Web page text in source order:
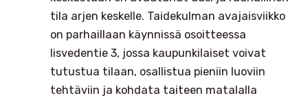
tila arjen keskelle. Taidekulman avajaisviikko
on parhaillaan käynnissä osoitteessa
Iisvedentie 3, jossa kaupunkilaiset voivat
tutustua tilaan, osallistua pieniin luoviin
tehtäviin ja kohdata taiteen matalalla